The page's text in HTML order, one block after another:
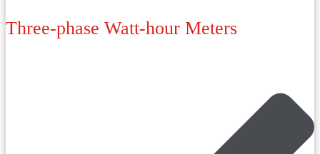
Three-phase Watt-hour Meters